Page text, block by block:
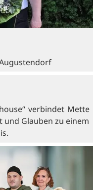
verbindet Mette
und Glauben zu einem